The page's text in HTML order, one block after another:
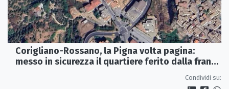
Corigliano-Rossano, la Pigna volta pagina:
messo in sicurezza il quartiere ferito dalla frana
Condividi su: